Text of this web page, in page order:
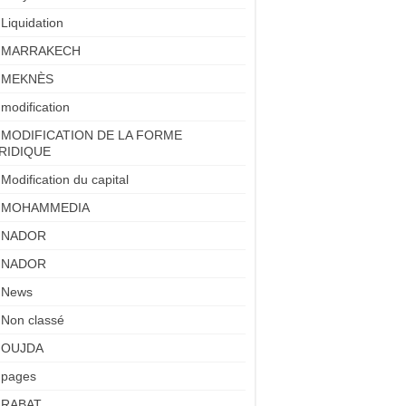
Liquidation
MARRAKECH
MEKNÈS
modification
MODIFICATION DE LA FORME
Modification du capital
MOHAMMEDIA
NADOR
NADOR
News
Non classé
OUJDA
pages